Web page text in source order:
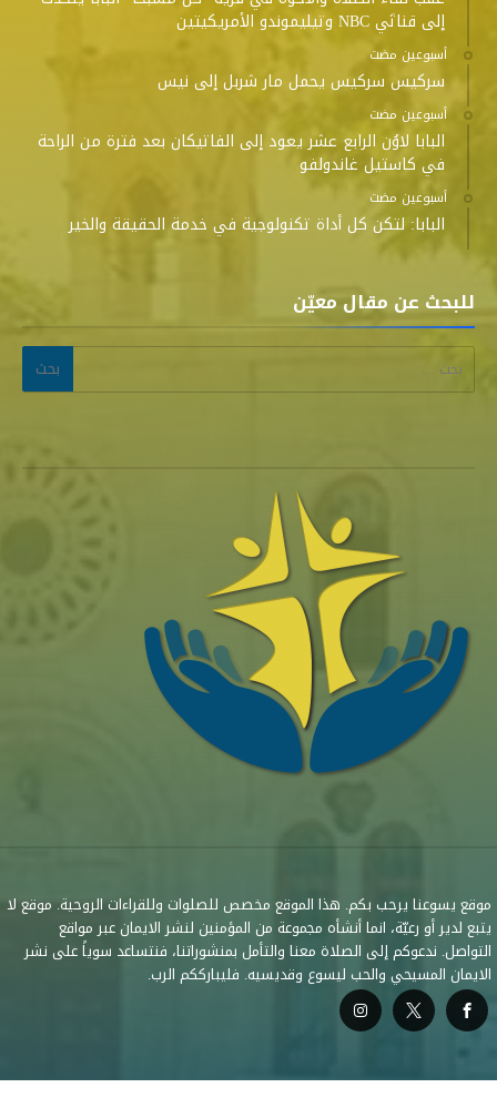
إلى قناتَي NBC وتيليموندو الأمريكيتين
‫‫‫‏‫أسبوعين مضت‬
سركيس سركيس يحمل مار شربل إلى نيس
‫‫‫‏‫أسبوعين مضت‬
البابا لاوُن الرابع عشر يعود إلى الفاتيكان بعد فترة من الراحة
في كاستيل غاندولفو
‫‫‫‏‫أسبوعين مضت‬
البابا: لتكن كل أداة تكنولوجية في خدمة الحقيقة والخير
للبحث عن مقال معيّن
البحث عن:
موقع يسوعنا يرحب بكم. هذا الموقع مخصص للصلوات وللقراءات الروحية. موقع لا
يتبع لدير أو رعيّة، انما أنشأه مجموعة من المؤمنين لنشر الايمان عبر مواقع
التواصل. ندعوكم إلى الصلاة معنا والتأمل بمنشوراتنا، فنتساعد سوياً على نشر
الايمان المسيحي والحب ليسوع وقديسيه. فليبارككم الرب.